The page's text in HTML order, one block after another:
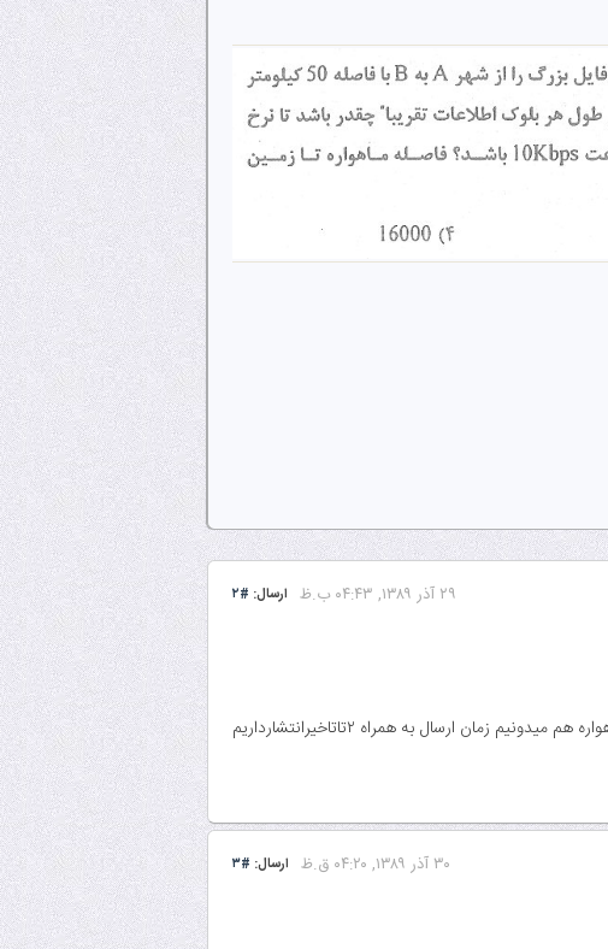
ارسال: #۲
۲۹ آذر ۱۳۸۹, ۰۴:۴۳ ب.ظ
خوب باید زمان ارسال از طریق ماهواره رو مساوی زمان ارسال از طریق خط زمینی قرار بدید.توی ماهواره هم میدونیم زمان ارسال به همراه ۲تاتاخیرانتشارداریم
ارسال: #۳
۳۰ آذر ۱۳۸۹, ۰۴:۲۰ ق.ظ